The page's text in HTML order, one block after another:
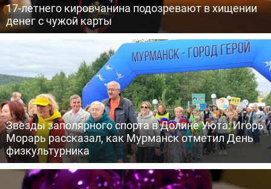
17-летнего кировчанина подозревают в хищении
денег с чужой карты
Звезды заполярного спорта в Долине Уюта: Игорь
Морарь рассказал, как Мурманск отметил День
физкультурника